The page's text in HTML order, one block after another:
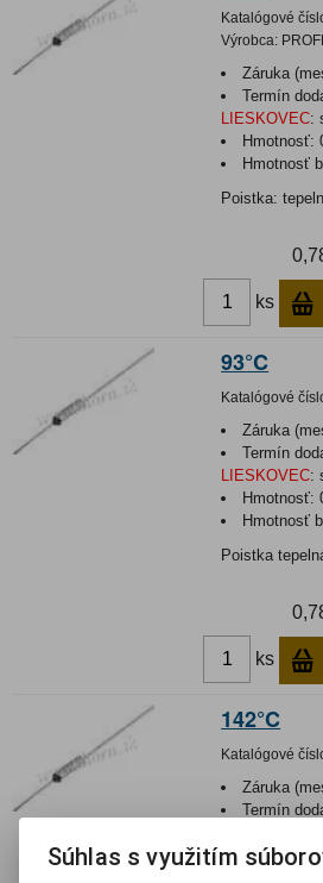
Katalógové
Výrobca:
Záruka
Termín
LIESKOVEC:
Hmotnosť:
Hmotnosť
Poistka:
ks
93°C
Katalógové
Záruka
Termín
LIESKOVEC:
Hmotnosť:
Hmotnosť
Poistka
ks
142°C
Katalógové
Záruka
Termín
Poistka
Súhlas s využitím